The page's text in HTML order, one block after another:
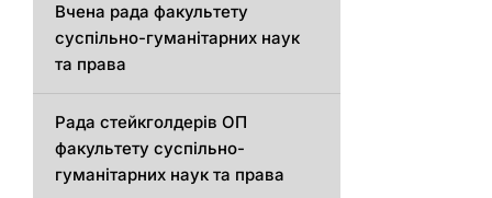
Вчена рада факультету
суспільно-гуманітарних наук
та права
Рада стейкголдерів ОП
факультету суспільно-
гуманітарних наук та права